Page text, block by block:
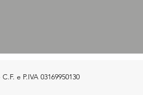
e P.IVA 03169950130